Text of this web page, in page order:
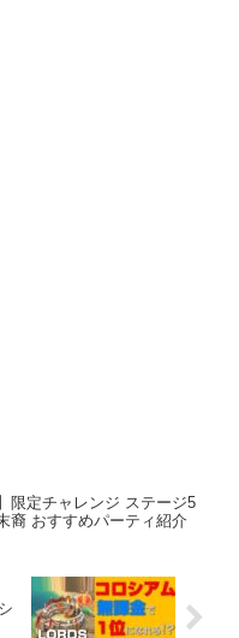
限定チャレンジ ステージ5
おすすめパーティ紹介